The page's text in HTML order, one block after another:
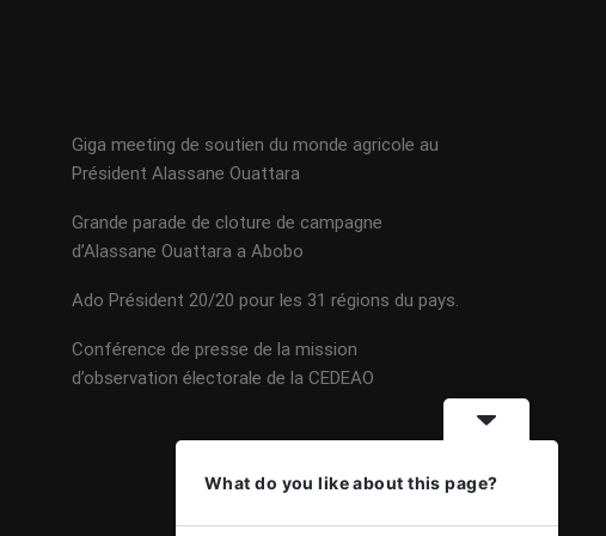
Giga meeting de soutien du monde agricole au
Président Alassane Ouattara
Grande parade de cloture de campagne
d’Alassane Ouattara a Abobo
Ado Président 20/20 pour les 31 régions du pays.
Conférence de presse de la mission
d’observation électorale de la CEDEAO
What do you like about this page?